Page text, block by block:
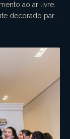
ao ar livre.
decorado para